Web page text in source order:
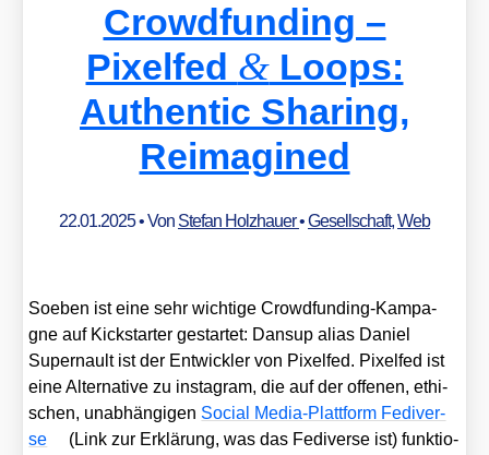
Crowdfunding –
Pixelfed &Loops:
Authentic Sharing,
Reimagined
22.01.2025• Von Stefan Holzhauer•Gesellschaft,Web
Soeben ist eine sehr wich­ti­ge Crowd­fun­ding-Kam­pa­
gne auf Kick­star­ter gestar­tet: Dan­sup ali­as Dani­el
Super­nault ist der Ent­wick­ler von Pixel­fed. Pixel­fed ist
eine Alter­na­ti­ve zu insta­gram, die auf der offe­nen, ethi­
schen, unab­hän­gi­gen Social Media-Platt­form Fedi­ver­
se
(Link zur Erklä­rung, was das Fedi­ver­se ist) funk­tio­